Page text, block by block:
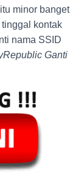
minor banget
kontak
nama SSID
Ganti